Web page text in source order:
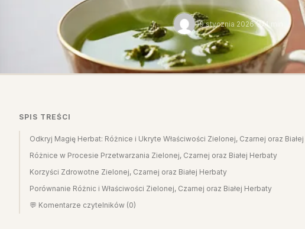
19 stycznia 2026· 4 min
SPIS TREŚCI
Odkryj Magię Herbat: Różnice i Ukryte Właściwości Zielonej, Czarnej oraz Białej
Różnice w Procesie Przetwarzania Zielonej, Czarnej oraz Białej Herbaty
Korzyści Zdrowotne Zielonej, Czarnej oraz Białej Herbaty
Porównanie Różnic i Właściwości Zielonej, Czarnej oraz Białej Herbaty
💬 Komentarze czytelników (0)